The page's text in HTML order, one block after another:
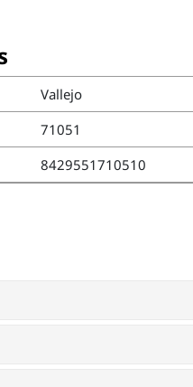
Vallejo
71051
8429551710510